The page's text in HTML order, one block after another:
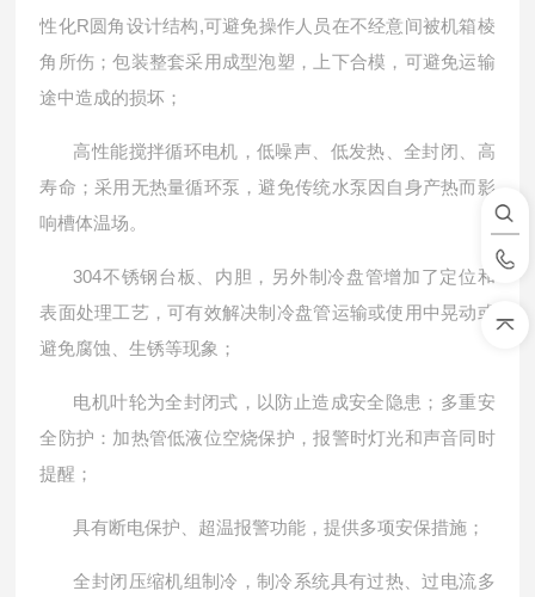
性化R圆角设计结构,可避免操作人员在不经意间被机箱棱
角所伤；包装整套采用成型泡塑，上下合模，可避免运输
途中造成的损坏；
高性能搅拌循环电机，低噪声、低发热、全封闭、高
寿命；采用无热量循环泵，避免传统水泵因自身产热而影
响槽体温场。
304不锈钢台板、内胆，另外制冷盘管增加了定位和
表面处理工艺，可有效解决制冷盘管运输或使用中晃动或
避免腐蚀、生锈等现象；
电机叶轮为全封闭式，以防止造成安全隐患；多重安
全防护：加热管低液位空烧保护，报警时灯光和声音同时
提醒；
具有断电保护、超温报警功能，提供多项安保措施；
全封闭压缩机组制冷，制冷系统具有过热、过电流多